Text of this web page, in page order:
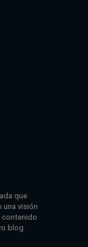
que
visión
blog.